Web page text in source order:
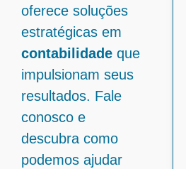
oferece soluções
estratégicas em
contabilidade que
impulsionam seus
resultados. Fale
conosco e
descubra como
podemos ajudar